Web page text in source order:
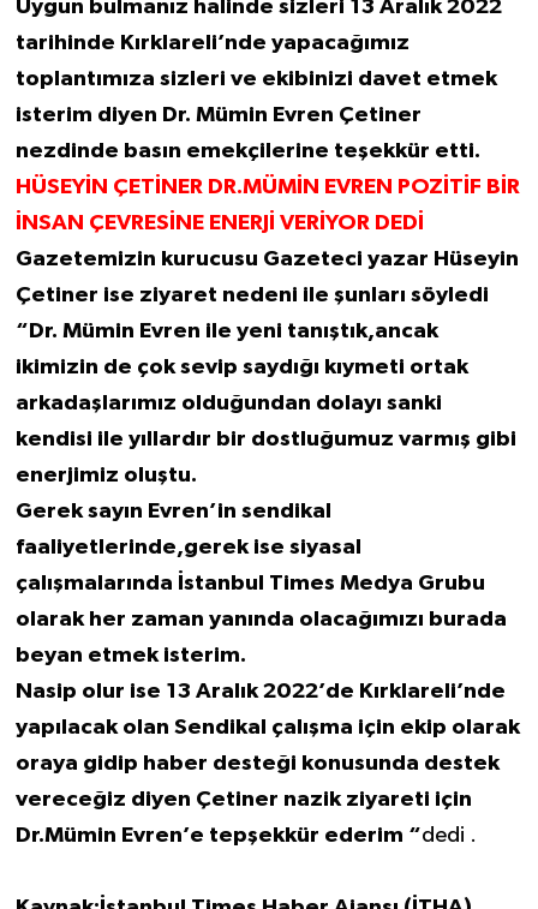
Uygun bulmanız halinde sizleri 13 Aralık 2022
tarihinde Kırklareli’nde yapacağımız
toplantımıza sizleri ve ekibinizi davet etmek
isterim diyen Dr. Mümin Evren Çetiner
nezdinde basın emekçilerine teşekkür etti.
HÜSEYİN ÇETİNER DR.MÜMİN EVREN POZİTİF BİR
İNSAN ÇEVRESİNE ENERJİ VERİYOR DEDİ
Gazetemizin kurucusu Gazeteci yazar Hüseyin
Çetiner ise ziyaret nedeni ile şunları söyledi
“Dr. Mümin Evren ile yeni tanıştık,ancak
ikimizin de çok sevip saydığı kıymeti ortak
arkadaşlarımız olduğundan dolayı sanki
kendisi ile yıllardır bir dostluğumuz varmış gibi
enerjimiz oluştu.
Gerek sayın Evren’in sendikal
faaliyetlerinde,gerek ise siyasal
çalışmalarında İstanbul Times Medya Grubu
olarak her zaman yanında olacağımızı burada
beyan etmek isterim.
Nasip olur ise 13 Aralık 2022’de Kırklareli’nde
yapılacak olan Sendikal çalışma için ekip olarak
oraya gidip haber desteği konusunda destek
vereceğiz diyen Çetiner nazik ziyareti için
Dr.Mümin Evren’e tepşekkür ederim “dedi .